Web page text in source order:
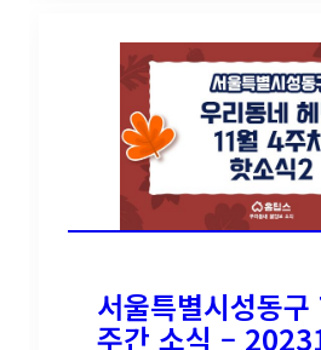
서울특별시성동
주간 소식 –